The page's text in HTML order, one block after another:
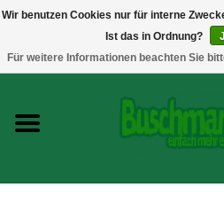
Growshop
Messtechnik
Wir benutzen Cookies nur für interne
Ist das in Ordnung?
Für weitere Informationen beachten Sie